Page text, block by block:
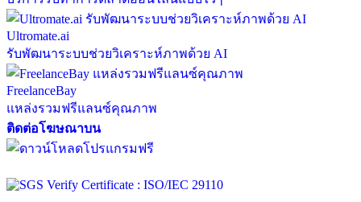
Ultromate.ai
รับพัฒนาระบบช่วยวิเคราะห์ภาพด้วย AI
FreelanceBay
แหล่งรวมฟรีแลนซ์คุณภาพ
ติดต่อโฆษณาบน